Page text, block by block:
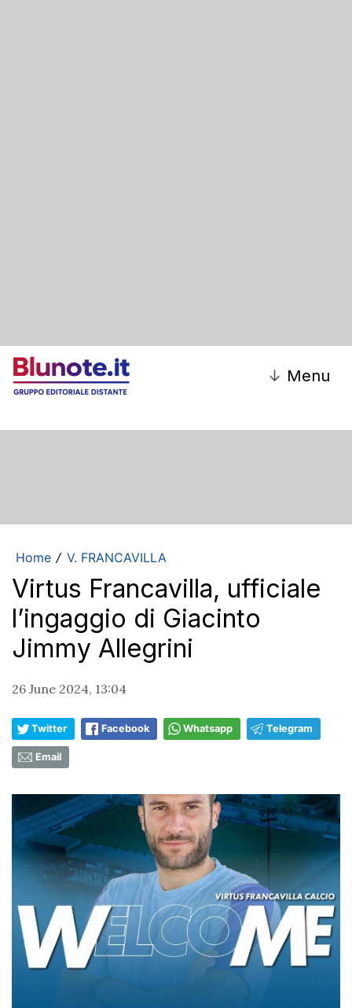
↓ Menu
Home / V. FRANCAVILLA
Virtus Francavilla, ufficiale
l’ingaggio di Giacinto
Jimmy Allegrini
26 June 2024, 13:04
Twitter Facebook Whatsapp Telegram
Email